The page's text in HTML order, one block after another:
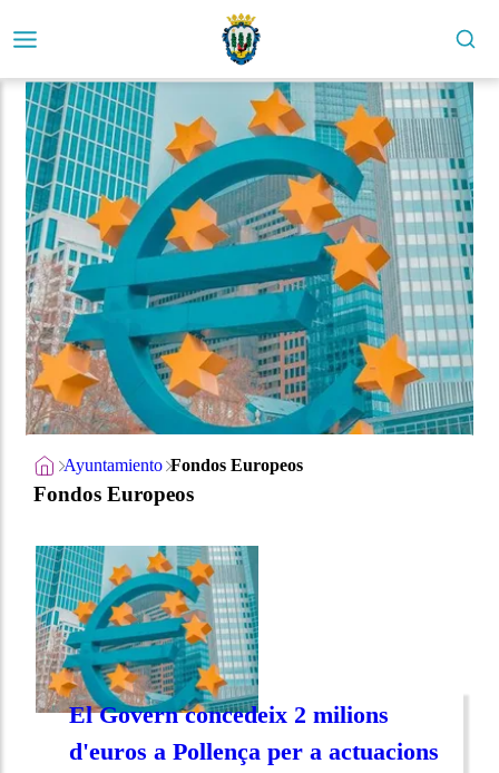
Ayuntamiento Fondos Europeos
Fondos Europeos
El Govern concedeix 2 milions
d'euros a Pollença per a actuacions